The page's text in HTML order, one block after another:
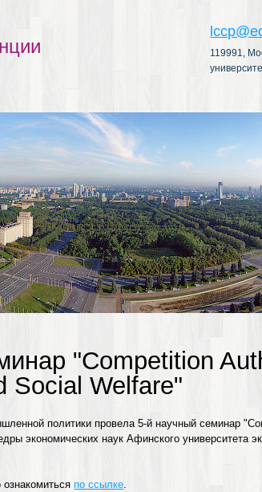
нции
119991,
"Competition
Social Welfare"
политики провела 5-й научный семинар
экономических наук Афинского университета
по ссылке.